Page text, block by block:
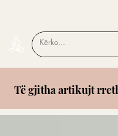
Të gjitha artikujt